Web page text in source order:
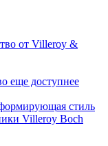
от Villeroy &
еще доступнее
стиль
Villeroy Boch